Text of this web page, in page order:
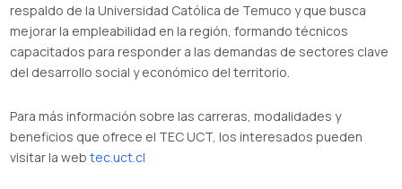
respaldo de la Universidad Católica de Temuco y que busca
mejorar la empleabilidad en la región, formando técnicos
capacitados para responder a las demandas de sectores clave
del desarrollo social y económico del territorio.
Para más información sobre las carreras, modalidades y
beneficios que ofrece el TEC UCT, los interesados pueden
visitar la web tec.uct.cl